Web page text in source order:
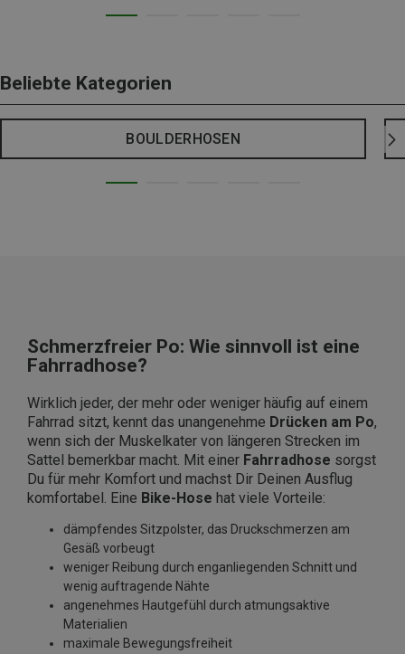
Beliebte Kategorien
BOULDERHOSEN
Schmerzfreier Po: Wie sinnvoll ist eine
Fahrradhose?
Wirklich jeder, der mehr oder weniger häufig auf einem
Fahrrad sitzt, kennt das unangenehme Drücken am Po,
wenn sich der Muskelkater von längeren Strecken im
Sattel bemerkbar macht. Mit einer Fahrradhose sorgst
Du für mehr Komfort und machst Dir Deinen Ausflug
komfortabel. Eine Bike-Hose hat viele Vorteile:
dämpfendes Sitzpolster, das Druckschmerzen am
Gesäß vorbeugt
weniger Reibung durch enganliegenden Schnitt und
wenig auftragende Nähte
angenehmes Hautgefühl durch atmungsaktive
Materialien
maximale Bewegungsfreiheit